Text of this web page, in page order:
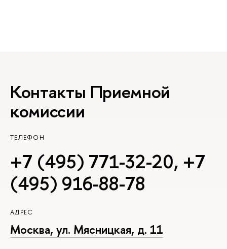
Контакты Приемной
комиссии
ТЕЛЕФОН
+7 (495) 771-32-20, +7
(495) 916-88-78
АДРЕС
Москва, ул. Мясницкая, д. 11